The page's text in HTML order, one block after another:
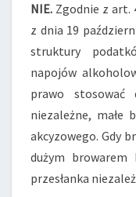
NIE. Zgodnie z art.
z dnia 19
struktury
napojów
prawo stosować
niezależne, małe
akcyzowego. Gdy
dużym browarem
przesłanka